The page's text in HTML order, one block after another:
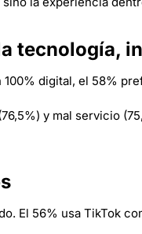
tecnología,
digital, el 58%
y mal servicio
El 56% usa TikTok